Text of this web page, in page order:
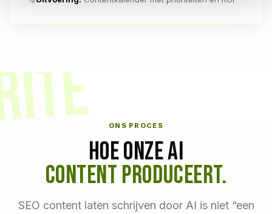
ONS PROCES
HOE ONZE AI
CONTENT PRODUCEERT.
SEO content laten schrijven door AI is niet “een